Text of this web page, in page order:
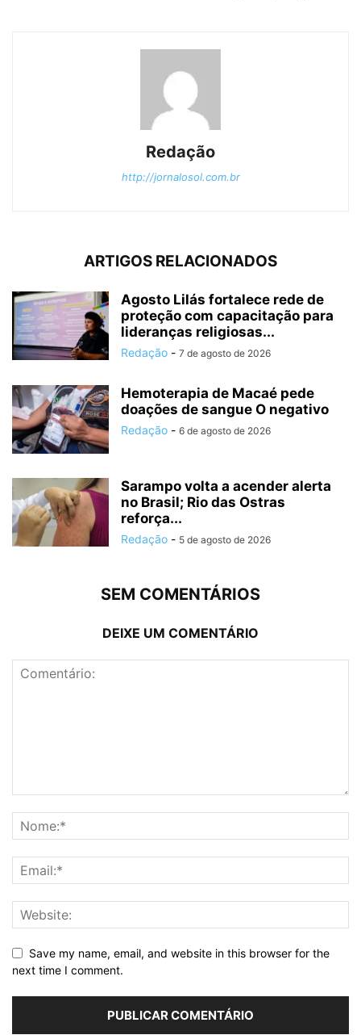
Redação
http://jornalosol.com.br
ARTIGOS RELACIONADOS
Agosto Lilás fortalece rede de
proteção com capacitação para
lideranças religiosas...
Redação - 7 de agosto de 2026
Hemoterapia de Macaé pede
doações de sangue O negativo
Redação - 6 de agosto de 2026
Sarampo volta a acender alerta
no Brasil; Rio das Ostras
reforça...
Redação - 5 de agosto de 2026
SEM COMENTÁRIOS
DEIXE UM COMENTÁRIO
Save my name, email, and website in this browser for the
next time I comment.